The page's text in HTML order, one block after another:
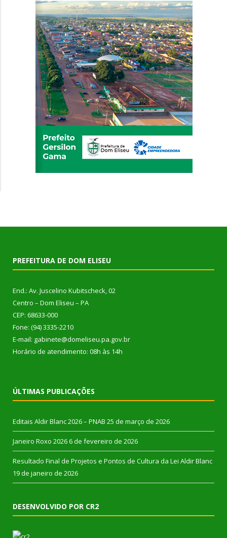
PREFEITURA DE DOM ELISEU
End.: Av. Juscelino Kubitscheck, 02
Centro – Dom Eliseu – PA
CEP: 68633-000
Fone: (94) 3335-2210
E-mail: gabinete@domeliseu.pa.gov.br
Horário de atendimento: 08h às 14h
ÚLTIMAS PUBLICAÇÕES
Editais Aldir Blanc 2026 – PNAB 25 de março de 2026
Janeiro Roxo 2026 6 de fevereiro de 2026
Resultado Final de Projetos e Pontos de Cultura da Lei Aldir Blanc
19 de janeiro de 2026
DESENVOLVIDO POR CR2